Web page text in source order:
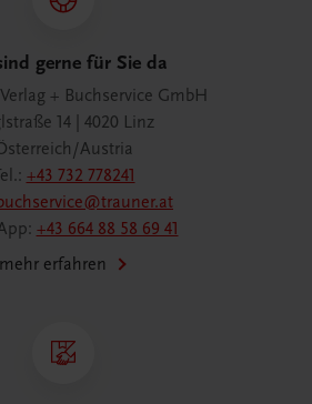
gerne für Sie da
+ Buchservice GmbH
14 | 4020 Linz
Austria
+43 732 778241
+43 664 88 58 69 41
mehr erfahren